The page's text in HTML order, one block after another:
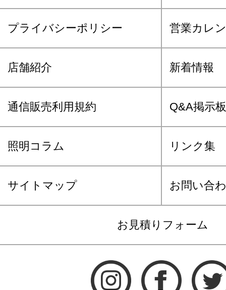
プライバシーポリシー 営業カレ
店舗紹介 新着情報
通信販売利用規約 Q&A掲示板
照明コラム リンク集
サイトマップ お問い合
お見積りフォーム